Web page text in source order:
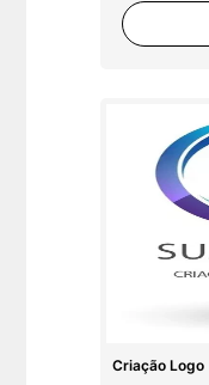
Criação Logo